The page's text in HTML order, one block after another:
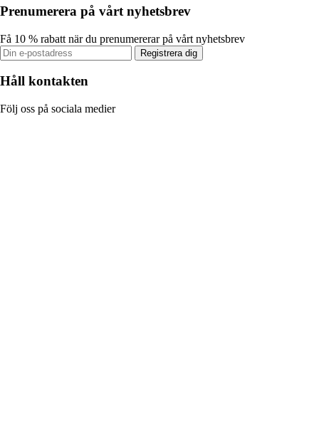
Prenumerera på vårt nyhetsbrev
Få 10 % rabatt när du prenumererar på vårt nyhetsbrev
Registrera dig
Håll kontakten
Följ oss på sociala medier